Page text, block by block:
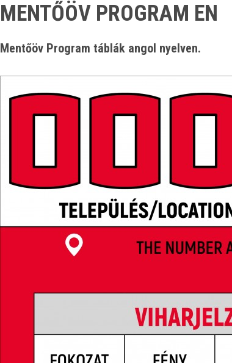
MENTŐÖV PROGRAM EN
Mentőöv Program táblák angol nyelven.